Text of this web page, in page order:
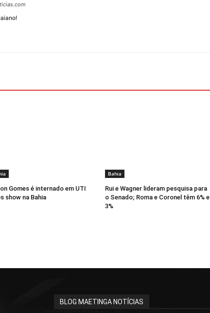
Gomes é internado em UTI
show na Bahia
Bahia
Rui e Wagner lideram pesquisa para
o Senado; Roma e Coronel têm 6% e
3%
BLOG MAETINGA NOTÍCIAS